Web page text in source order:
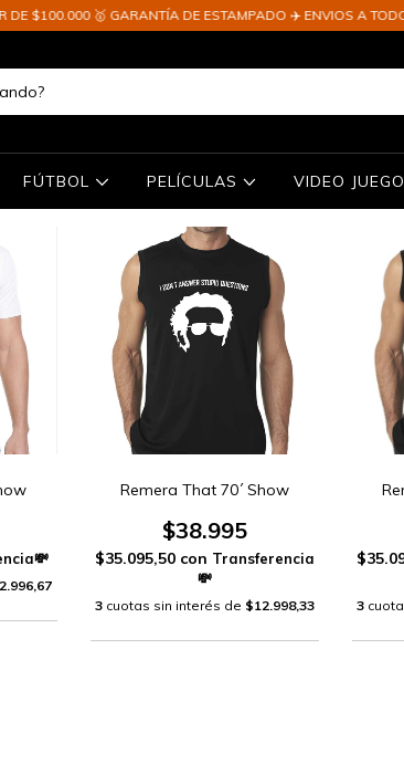
🥇 GARANTÍA DE ESTAMPADO ✈️ ENVIOS A TODO EL
FÚTBOL PELÍCULAS VIDEO
Remera That 70´ Show
$38.995
$35.095,50 con
3 cuotas sin interés de $12.998,33 3